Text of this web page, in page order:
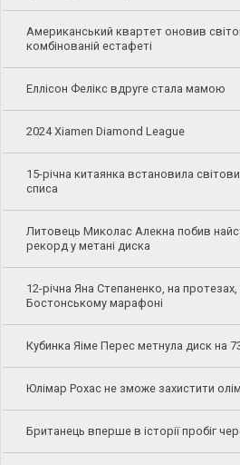
Американський квартет оновив
комбінованій естафеті
Еллісон Фелікс вдруге стала мамою
2024 Xiamen Diamond League
15-річна китаянка встановила
списа
Литовець Миколас Алекна побив
рекорд у метані диска
12-річна Яна Степаненко, на
Бостонському марафоні
Кубинка Яіме Перес метнула диск на
Юлімар Рохас не зможе захистити
Британець вперше в історії пробіг